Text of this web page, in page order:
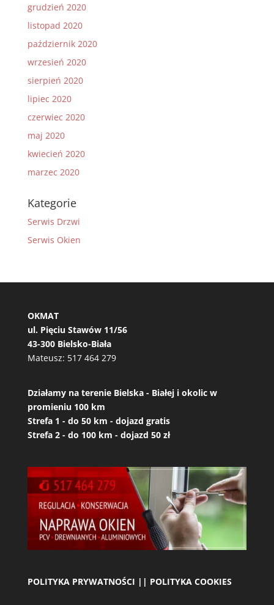
grudzień 2020
listopad 2020
październik 2020
wrzesień 2020
sierpień 2020
lipiec 2020
czerwiec 2020
maj 2020
kwiecień 2020
marzec 2020
Kategorie
Serwis Drzwi
Serwis Okien
OKMAT
ul. Pięciu Stawów 11/56
43-300 Bielsko-Biała
Mateusz: 517 464 279
Działamy na terenie Bielska - Białej i okolic w
promieniu 100 km
Strefa 1 - do 50 km - dojazd gratis
Strefa 2 - do 100 km - dojazd 50 zł
POLITYKA PRYWATNOŚCI || POLITYKA COOKIES